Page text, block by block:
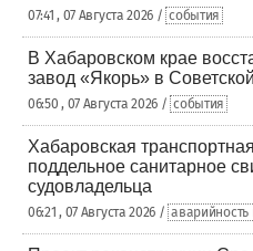
07:41 , 07 Августа 2026 / события
В Хабаровском крае
завод «Якорь» в
06:50 , 07 Августа 2026 / события
Хабаровская
поддельное санитарное
судовладельца
06:21 , 07 Августа 2026 / аварийность